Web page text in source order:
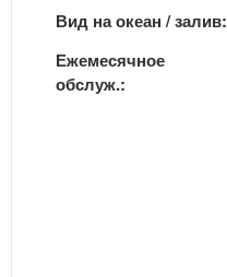
Вид на океан / залив:
Ежемесячное
обслуж.: